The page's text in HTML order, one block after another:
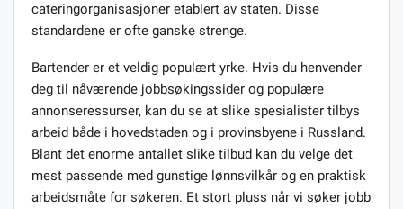
cateringorganisasjoner etablert av staten. Disse
standardene er ofte ganske strenge.
Bartender er et veldig populært yrke. Hvis du henvender
deg til nåværende jobbsøkingssider og populære
annonseressurser, kan du se at slike spesialister tilbys
arbeid både i hovedstaden og i provinsbyene i Russland.
Blant det enorme antallet slike tilbud kan du velge det
mest passende med gunstige lønnsvilkår og en praktisk
arbeidsmåte for søkeren. Et stort pluss når vi søker jobb